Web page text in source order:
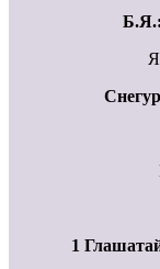
Б.Я.:
1